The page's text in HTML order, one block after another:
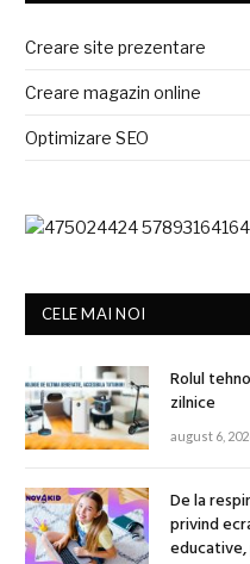
Creare site prezentare
Creare magazin online
Optimizare SEO
CELE MAI NOI
Rolul
zilnice
august 6,
De la
privind